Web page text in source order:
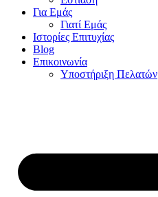
Για Εμάς
Γιατί Εμάς
Ιστορίες Επιτυχίας
Blog
Επικοινωνία
Υποστήριξη Πελατών